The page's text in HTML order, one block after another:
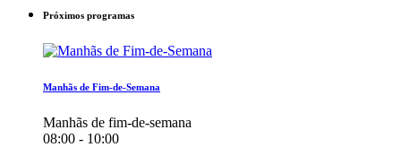
Próximos programas
Manhãs de Fim-de-Semana
Manhãs de fim-de-semana
08:00 - 10:00